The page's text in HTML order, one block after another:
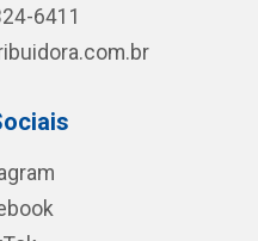
6411